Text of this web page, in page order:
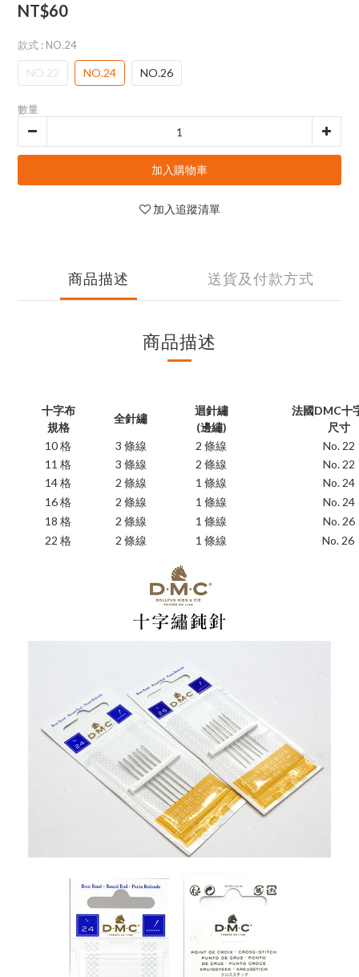
NT$60
款式 : NO.24
NO.22 NO.24 NO.26
數量
加入購物車
加入追蹤清單
商品描述 送貨及付款方式
商品描述
十字布
規格
全針繡
迴針繡
(邊繡)
法國DMC十
尺寸
10 格
3 條線 2 條線
No. 22
11 格
3 條線 2 條線
No. 22
14 格
2 條線 1 條線
No. 24
16 格
2 條線 1 條線
No. 24
18 格
2 條線 1 條線
No. 26
22 格
2 條線 1 條線 No. 26